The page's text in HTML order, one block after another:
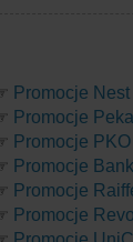
☞ Promocje
☞ Promocje
☞ Promocje
☞ Promocje
☞ Promocje
☞ Promocje